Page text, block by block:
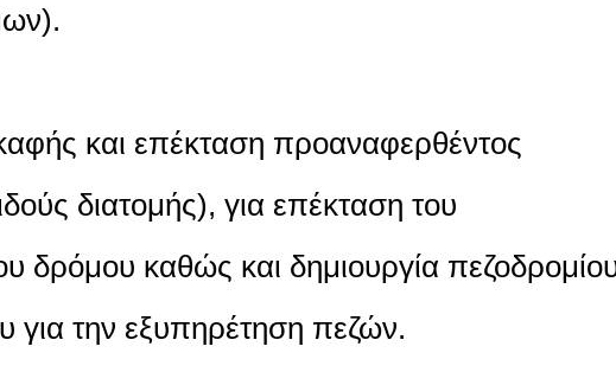
και επέκταση προαναφερθέντος
διατομής), για επέκταση του
δρόμου καθώς και δημιουργία
για την εξυπηρέτηση πεζών.